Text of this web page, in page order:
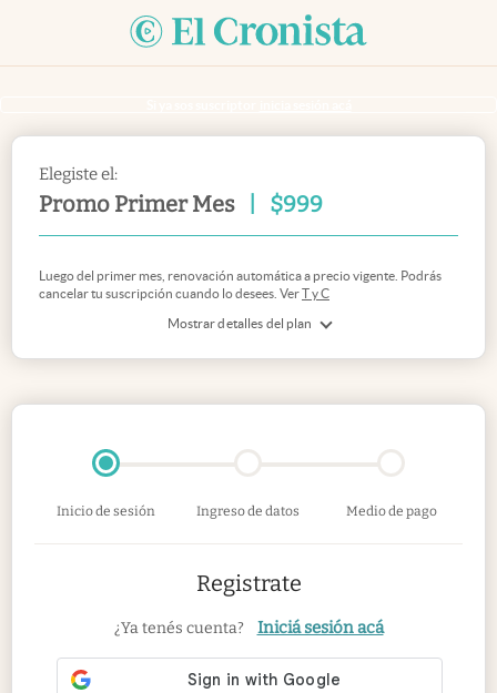
Elegiste el:
Promo Primer Mes $999
Mostrar detalles del plan
Luego del primer mes, renovación automática a precio vigente. Podrás
cancelar tu suscripción cuando lo desees. VerT y C
Inicio de sesión Ingreso de datos Medio de pago
Registrate
¿Ya tenés cuenta? Iniciá sesión acá